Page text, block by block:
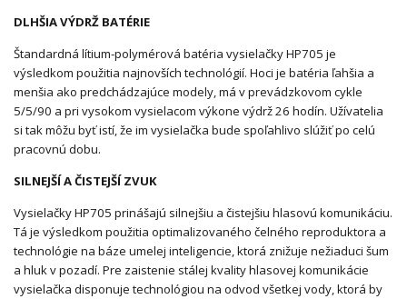
DLHŠIA VÝDRŽ BATÉRIE
Štandardná lítium-polymérová batéria vysielačky HP705 je
výsledkom použitia najnovších technológií. Hoci je batéria ľahšia a
menšia ako predchádzajúce modely, má v prevádzkovom cykle
5/5/90 a pri vysokom vysielacom výkone výdrž 26 hodín. Užívatelia
si tak môžu byť istí, že im vysielačka bude spoľahlivo slúžiť po celú
pracovnú dobu.
SILNEJŠÍ A ČISTEJŠÍ ZVUK
Vysielačky HP705 prinášajú silnejšiu a čistejšiu hlasovú komunikáciu.
Tá je výsledkom použitia optimalizovaného čelného reproduktora a
technológie na báze umelej inteligencie, ktorá znižuje nežiaduci šum
a hluk v pozadí. Pre zaistenie stálej kvality hlasovej komunikácie
vysielačka disponuje technológiou na odvod všetkej vody, ktorá by